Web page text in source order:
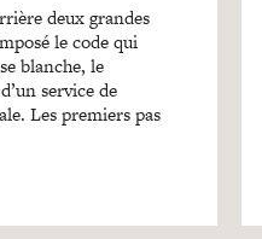
deux grandes
le code qui
blanche, le
service de
Les premiers pas